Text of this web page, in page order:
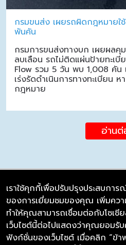
กรมขนส่ง เผยรถผิดกฎหมายใ
พันคัน
กรมการขนส่งทางบก เผยผลคุ
ลบเลือน รถไม่ติดแผ่นป้ายทะเ
Flow รวม 5 วัน พบ 1,008 คัน
เร่งรัดดำเนินการทางทะเบียน
กฎหมาย
อ่าน
บริษัท ซิมลิงค์ จำกัด
98/226 Bangrakyai-Baanmai
Bangyai, Nonthaburi 11140
เราใช้คุกกี้เพื่อปรับปรุงประสบกา
ของการเยี่ยมชมของคุณ เพิ่มควา
ทำให้คุณสามารถเชื่อมต่อกับโซเชี
เว็บไซต์นี้ต่อไปแสดงว่าคุณยอมรั
ฟังก์ชั่นของเว็บไซต์ เมื่อคลิก “ข้